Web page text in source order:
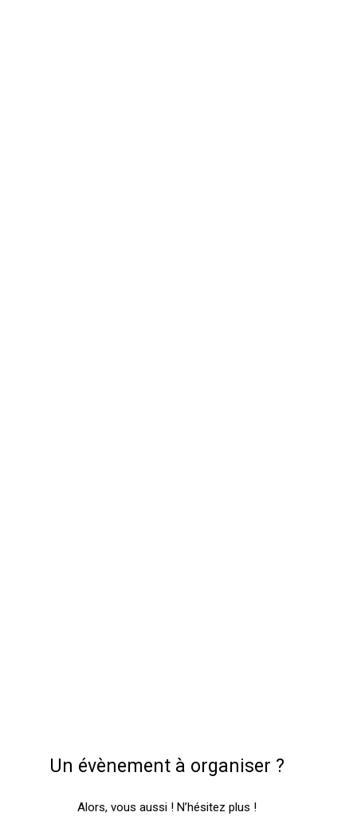
Un évènement à organiser ?
Alors, vous aussi ! N’hésitez plus !